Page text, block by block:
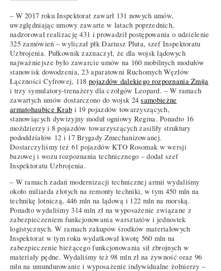
– W 2017 roku Inspektorat zawarł 131 nowych umów,
uwzględniając umowy zawarte w latach poprzednich,
nadzorował realizację 431 i prowadził postępowania o udzielenie
325 zamówień – wyliczał płk Dariusz Pluta, szef Inspektoratu
Uzbrojenia. Pułkownik zaznaczył, że dla wojsk lądowych
najważniejsze było zawarcie umów na 160 mobilnych modułów
stanowisk dowodzenia, 23 aparatowni Ruchomych Węzłów
Łączności Cyfrowej, 118pojazdów dalekiego rozpoznania Żmija
i trzy symulatory-trenażery dla czołgów Leopard. – W ramach
zawartych umów dostarczono do wojsk 24samobieżne
armatohaubice Krab i 19 pojazdów towarzyszących,
stanowiących dywizyjny moduł ogniowy Regina. Ponadto 16
moździerzy i 8 pojazdów towarzyszących zasiliły struktury
pododdziałów 12 i 17 Brygady Zmechanizowanej.
Dostarczyliśmy też 61 pojazdów KTO Rosomak w wersji
bazowej i wozu rozpoznania technicznego – dodał szef
Inspektoratu Uzbrojenia.
– W ramach zadań modernizacji technicznej armii wydaliśmy
około miliarda złotych na remonty techniki, w tym 450 mln na
technikę lotniczą, 446 mln na lądową i 122 mln na morską.
Ponadto wydaliśmy 314 mln zł na wyposażenie związane z
zabezpieczeniem funkcjonowania warsztatów i jednostek
logistycznych. W ramach zakupów środków materiałowych
Inspektorat w tym roku wydatkował kwotę 560 mln na
zabezpieczenie bieżącego funkcjonowania sił zbrojnych w
materiały pędne. Wydaliśmy też 98 mln zł na żywność oraz 96
mln na umundurowanie i wyposażenie indywidualne żołnierzy –